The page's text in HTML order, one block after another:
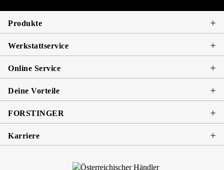
Produkte
Werkstattservice
Online Service
Deine Vorteile
FORSTINGER
Karriere